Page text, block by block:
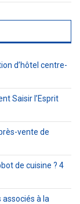
d’hôtel centre-
Saisir l’Esprit
vente de
de cuisine ? 4
à la